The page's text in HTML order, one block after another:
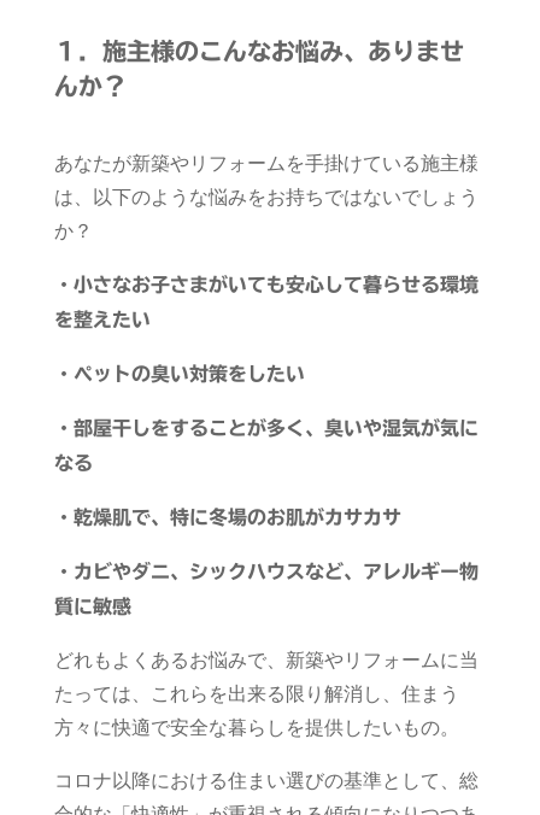
１．施主様のこんなお悩み、ありませ
んか？
あなたが新築やリフォームを手掛けている施主様
は、以下のような悩みをお持ちではないでしょう
か？
・小さなお子さまがいても安心して暮らせる環境
を整えたい
・ペットの臭い対策をしたい
・部屋干しをすることが多く、臭いや湿気が気に
なる
・乾燥肌で、特に冬場のお肌がカサカサ
・カビやダニ、シックハウスなど、アレルギー物
質に敏感
どれもよくあるお悩みで、新築やリフォームに当
たっては、これらを出来る限り解消し、住まう
方々に快適で安全な暮らしを提供したいもの。
コロナ以降における住まい選びの基準として、総